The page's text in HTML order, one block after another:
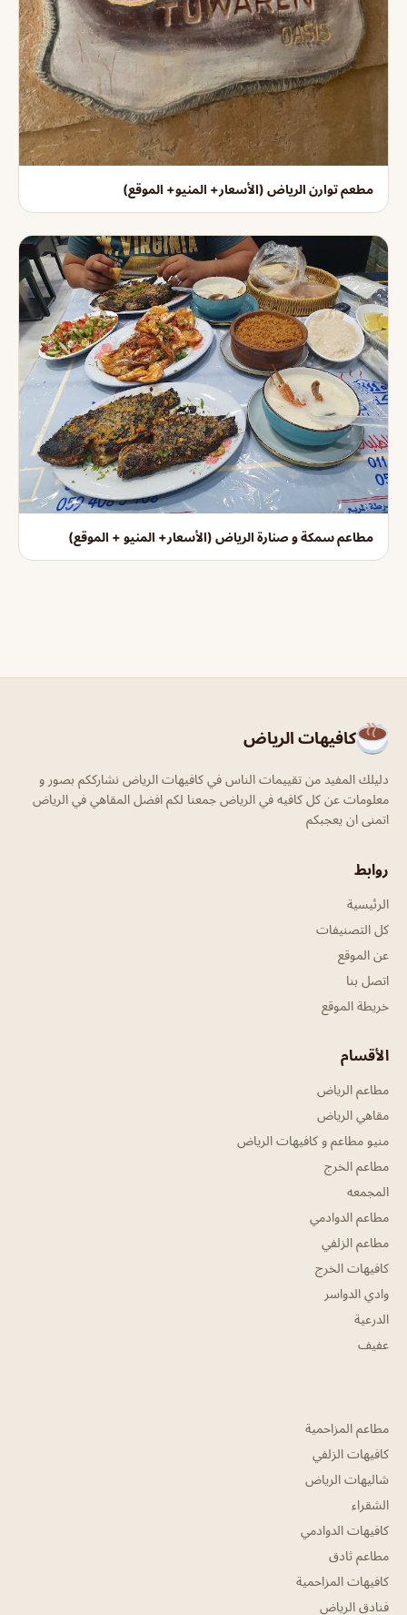
مطعم توارن الرياض (الأسعار+ المنيو+ الموقع)
مطاعم سمكة و صنارة الرياض (الأسعار+ المنيو + الموقع)
كافيهات الرياض
دليلك المفيد من تقييمات الناس في كافيهات الرياض نشارككم بصور و
معلومات عن كل كافيه في الرياض جمعنا لكم افضل المقاهي في الرياض
اتمنى ان يعجبكم
روابط
الرئيسية
كل التصنيفات
عن الموقع
اتصل بنا
خريطة الموقع
الأقسام
مطاعم الرياض
مقاهي الرياض
منيو مطاعم و كافيهات الرياض
مطاعم الخرج
المجمعه
مطاعم الدوادمي
مطاعم الزلفي
كافيهات الخرج
وادي الدواسر
الدرعية
عفيف
مطاعم المزاحمية
كافيهات الزلفي
شاليهات الرياض
الشقراء
كافيهات الدوادمي
مطاعم ثادق
كافيهات المزاحمية
فنادق الرياض